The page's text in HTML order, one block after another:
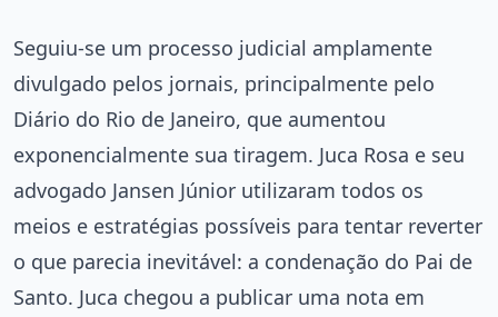
Seguiu-se um processo judicial amplamente
divulgado pelos jornais, principalmente pelo
Diário do Rio de Janeiro, que aumentou
exponencialmente sua tiragem. Juca Rosa e seu
advogado Jansen Júnior utilizaram todos os
meios e estratégias possíveis para tentar reverter
o que parecia inevitável: a condenação do Pai de
Santo. Juca chegou a publicar uma nota em